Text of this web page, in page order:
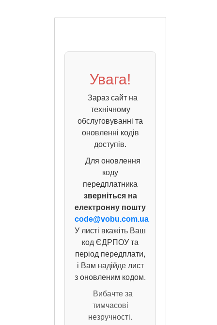
Увага!
Зараз сайт на
технічному
обслуговуванні та
оновленні кодів
доступів.
Для оновлення
коду
передплатника
зверніться на
електронну пошту
code@vobu.com.ua
У листі вкажіть Ваш
код ЄДРПОУ та
період передплати,
і Вам надійде лист
з оновленим кодом.
Вибачте за
тимчасові
незручності.